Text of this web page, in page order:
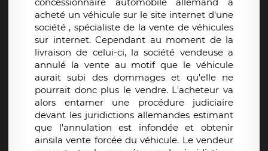
acheté un véhicule sur le site internet d'une
société , spécialiste de la vente de véhicules
sur internet. Cependant au moment de la
livraison de celui-ci, la société vendeuse a
annulé la vente au motif que le véhicule
aurait subi des dommages et qu'elle ne
pourrait donc plus le vendre. L'acheteur va
alors entamer une procédure judiciaire
devant les juridictions allemandes estimant
que l'annulation est infondée et obtenir
ainsila vente forcée du véhicule. Le vendeur